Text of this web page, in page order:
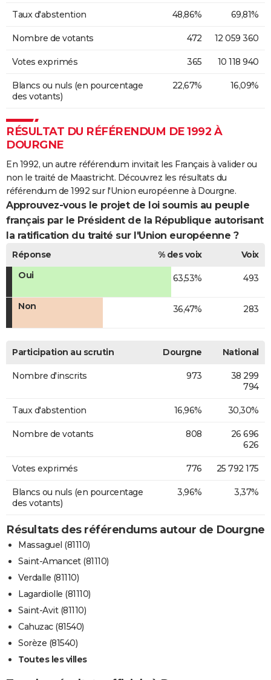
Taux d'abstention 48,86% 69,81%
Nombre de votants 472 12 059 360
Votes exprimés 365 10 118 940
Blancs ou nuls (en pourcentage
des votants)
22,67% 16,09%
RÉSULTAT DU RÉFÉRENDUM DE 1992 À
DOURGNE
En 1992, un autre référendum invitait les Français à valider ou
non le traité de Maastricht. Découvrez les résultats du
référendum de 1992 sur l'Union européenne à Dourgne.
Approuvez-vous le projet de loi soumis au peuple
français par le Président de la République autorisant
la ratification du traité sur l'Union européenne ?
Réponse % des voix
Voix
Oui
63,53% 493
Non 36,47% 283
Participation au scrutin Dourgne National
Nombre d'inscrits 973
38 299
794
Taux d'abstention 16,96% 30,30%
Nombre de votants 808
26 696
626
Votes exprimés 776 25 792 175
Blancs ou nuls (en pourcentage
des votants)
3,96% 3,37%
Résultats des référendums autour de Dourgne
Massaguel (81110)
Saint-Amancet (81110)
Verdalle (81110)
Lagardiolle (81110)
Saint-Avit (81110)
Cahuzac (81540)
Sorèze (81540)
Toutes les villes